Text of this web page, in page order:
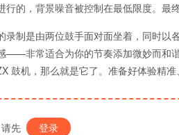
行的，背景噪音被控制在最低限度。最
录制是由两位鼓手面对面坐着，同时
——非常适合为你的节奏添加微妙而和
鼓机，那么就是它了。准备好体验精准
先 登录